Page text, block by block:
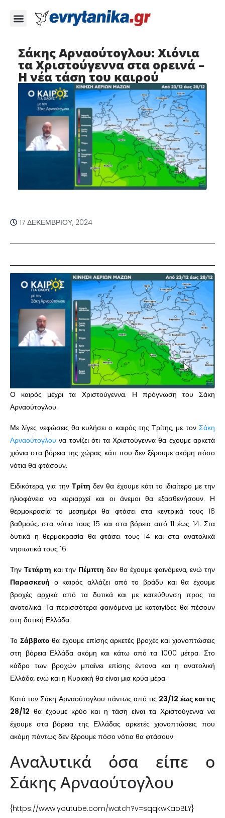
Σάκης Αρναούτογλου: Χιόνια
τα Χριστούγεννα στα ορεινά –
Η νέα τάση του καιρού
17 ΔΕΚΕΜΒΡΊΟΥ, 2024
Ο καιρός μέχρι τα Χριστούγεννα. Η πρόγνωση του Σάκη
Αρναούτογλου.
Με λίγες νεφώσεις θα κυλήσει ο καιρός της Τρίτης, με τον Σάκη
Αρναούτογλου να τονίζει ότι τα Χριστούγεννα θα έχουμε αρκετά
χιόνια στα βόρεια της χώρας κάτι που δεν ξέρουμε ακόμη πόσο
νότια θα φτάσουν.
Ειδικότερα, για την Τρίτη δεν θα έχουμε κάτι το ιδιαίτερο με την
ηλιοφάνεια να κυριαρχεί και οι άνεμοι θα εξασθενήσουν. Η
θερμοκρασία το μεσημέρι θα φτάσει στα κεντρικά τους 16
βαθμούς, στα νότια τους 15 και στα βόρεια από 11 έως 14. Στα
δυτικά η θερμοκρασία θα φτάσει τους 14 και στα ανατολικά
νησιωτικά τους 16.
Την Τετάρτη και την Πέμπτη δεν θα έχουμε φαινόμενα, ενώ την
Παρασκευή ο καιρός αλλάζει από το βράδυ και θα έχουμε
βροχές αρχικά από τα δυτικά και με κατεύθυνση προς τα
ανατολικά. Τα περισσότερα φαινόμενα με καταιγίδες θα πέσουν
στη δυτική Ελλάδα.
Το Σάββατο θα έχουμε επίσης αρκετές βροχές και χιονοπτώσεις
στη βόρεια Ελλάδα ακόμη και κάτω από τα 1000 μέτρα. Στο
κάδρο των βροχών μπαίνει επίσης έντονα και η ανατολική
Ελλάδα, ενώ και η Κυριακή θα είναι μια κρύα μέρα.
Κατά τον Σάκη Αρναούτογλου πάντως από τις 23/12 έως και τις
28/12 θα έχουμε κρύο και η τάση είναι τα Χριστούγεννα να
έχουμε στα βόρεια της Ελλάδας αρκετές χιονοπτώσεις που
ακόμη πάντως δεν ξέρουμε πόσο νότια θα φτάσουν.
Αναλυτικά όσα είπε ο
Σάκης Αρναούτογλου
{https://www.youtube.com/watch?v=sqqkwKaoBLY}